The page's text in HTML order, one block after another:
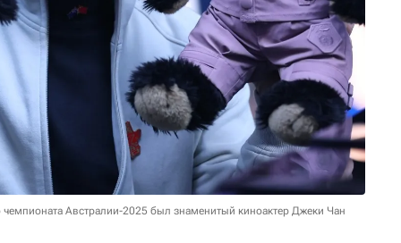
Австралии-2025 был знаменитый киноактер Джеки Чан